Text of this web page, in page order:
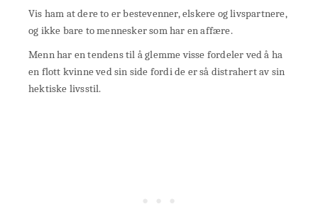
Vis ham at dere to er bestevenner, elskere og livspartnere,
og ikke bare to mennesker som har en affære.
Menn har en tendens til å glemme visse fordeler ved å ha
en flott kvinne ved sin side fordi de er så distrahert av sin
hektiske livsstil.